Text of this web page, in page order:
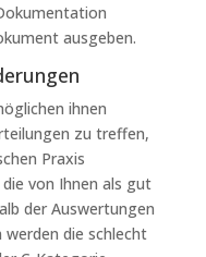
ausgeben.
ihnen
zu treffen,
Praxis
von Ihnen als gut
der Auswertungen
die schlecht